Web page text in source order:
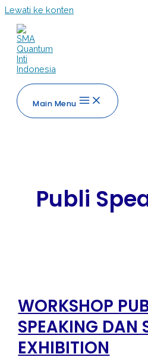
Lewati ke konten
Main Menu
Publi
WORKSHOP
SPEAKING DAN
EXHIBITION